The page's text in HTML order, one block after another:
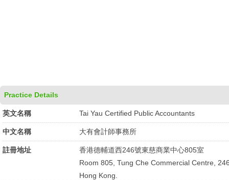
Practice Details
英文名稱 Tai Yau Certified Public Accountants
中文名稱 大有會計師事務所
註冊地址
香港德輔道西246號東慈商業中心805室
Room 805, Tung Che Commercial Centre,
Hong Kong.